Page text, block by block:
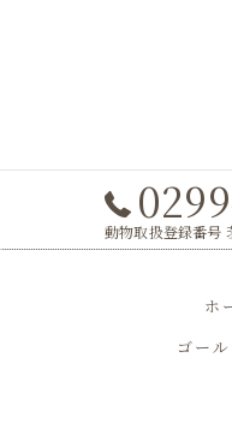
動物取扱登録番
ホ
ゴー